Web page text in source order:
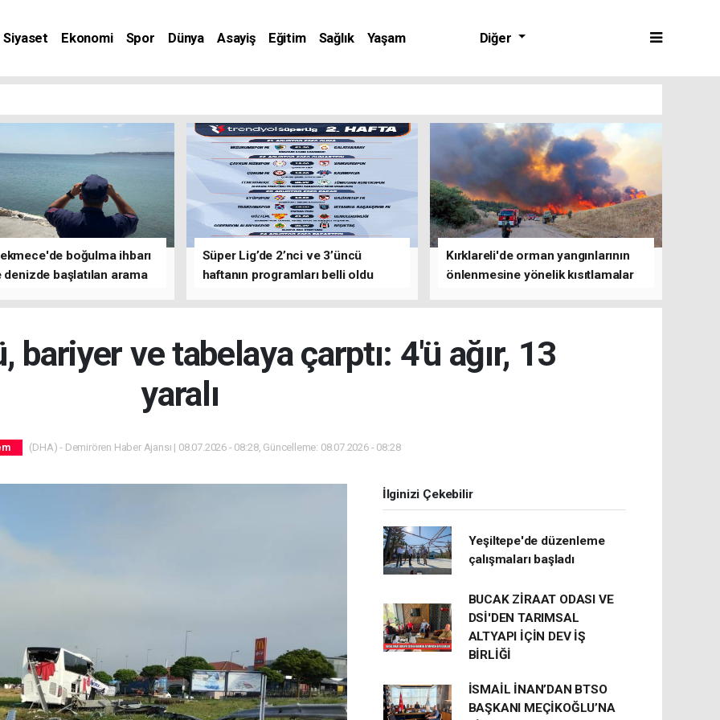
Siyaset Ekonomi Spor Dünya Asayiş Eğitim Sağlık
Yaşam
Diğer
boğulma ihbarı
başlatılan arama
Süper Lig’de 2’nci ve 3’üncü
haftanın programları belli oldu
Kırklareli'de orman yangınlarının
önlenmesine yönelik kısıtlamalar
bariyer ve tabelaya çarptı: 4'ü ağır, 13
yaralı
(DHA) - Demirören Haber Ajansı | 08.07.2026 - 08:28, Güncelleme: 08.07.2026 - 08:28
İlginizi Çekebilir
Yeşiltepe'de düzenleme
çalışmaları başladı
BUCAK ZİRAAT ODASI VE
DSİ'DEN TARIMSAL
ALTYAPI İÇİN DEV İŞ
BİRLİĞİ
İSMAİL İNAN’DAN BTSO
BAŞKANI MEÇİKOĞLU’NA